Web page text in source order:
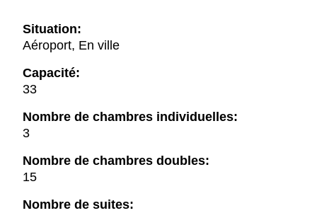
Situation:
Aéroport, En ville
Capacité:
33
Nombre de chambres individuelles:
3
Nombre de chambres doubles:
15
Nombre de suites: